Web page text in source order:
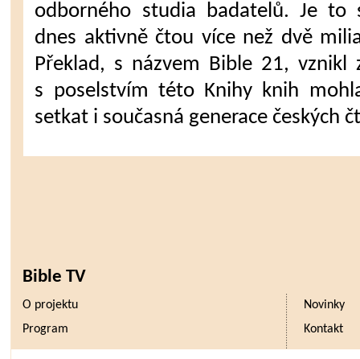
odborného studia badatelů. Je to
dnes aktivně čtou více než dvě
Překlad, s názvem Bible 21,
s poselstvím této Knihy knih
setkat i současná generace českých
Bible TV
O projektu
Novinky
Program
Kontakt